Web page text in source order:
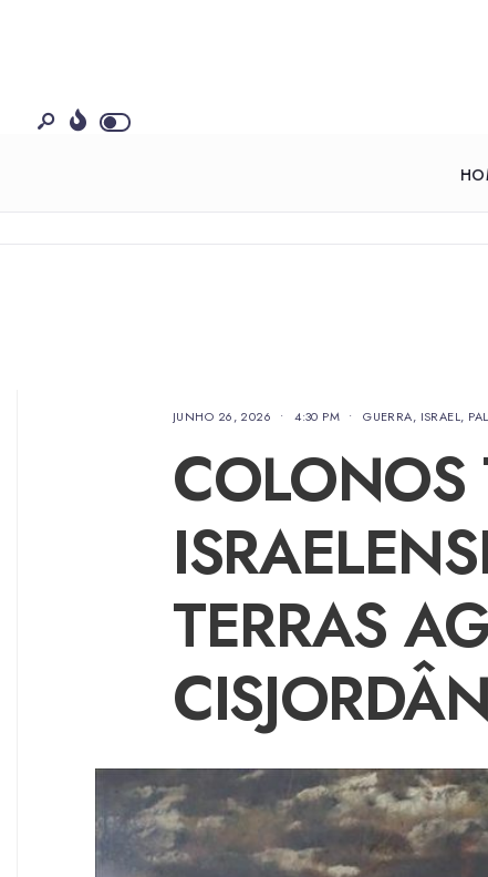
JUNHO 26, 2026 • 4:30 PM • GUERRA, ISRAEL,
COLONOS
TERRAS